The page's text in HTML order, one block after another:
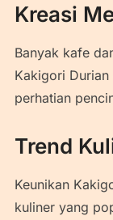
Kreasi
Banyak kafe
Kakigori
perhatian
Trend
Keunikan
kuliner yang